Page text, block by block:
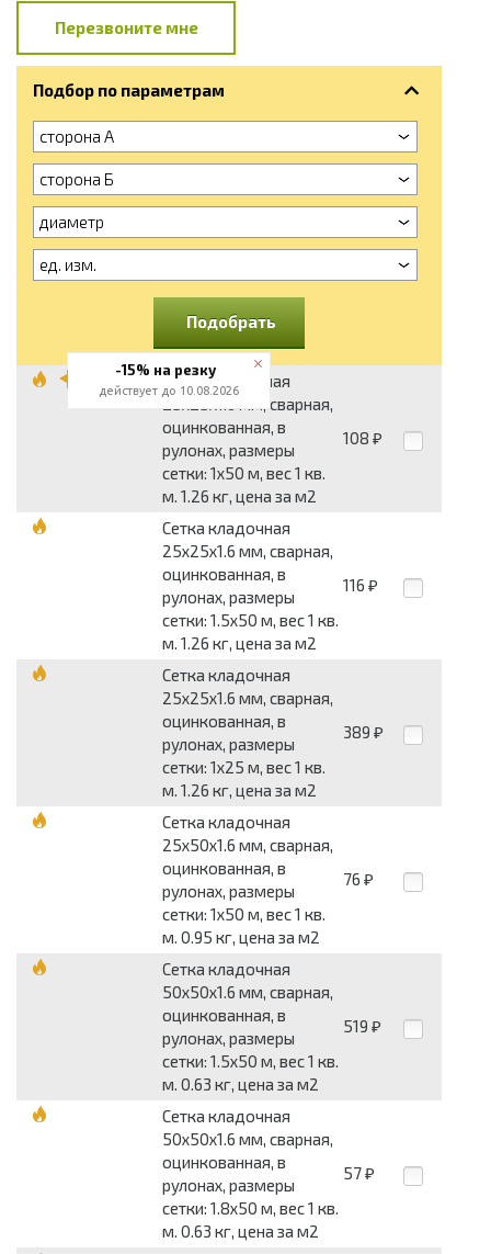
Перезвоните мне
Подбор по параметрам
сторона А
сторона Б
диаметр
ед. изм.
Подобрать
Сетка кладочная
25x25x1.6 мм, сварная,
оцинкованная, в
рулонах, размеры
сетки: 1x50 м, вес 1 кв.
м. 1.26 кг, цена за м2
108 ₽
Сетка кладочная
25x25x1.6 мм, сварная,
оцинкованная, в
рулонах, размеры
сетки: 1.5x50 м, вес 1 кв.
м. 1.26 кг, цена за м2
116 ₽
Сетка кладочная
25x25x1.6 мм, сварная,
оцинкованная, в
рулонах, размеры
сетки: 1x25 м, вес 1 кв.
м. 1.26 кг, цена за м2
389 ₽
Сетка кладочная
25x50x1.6 мм, сварная,
оцинкованная, в
рулонах, размеры
сетки: 1x50 м, вес 1 кв.
м. 0.95 кг, цена за м2
76 ₽
Сетка кладочная
50x50x1.6 мм, сварная,
оцинкованная, в
рулонах, размеры
сетки: 1.5x50 м, вес 1 кв.
м. 0.63 кг, цена за м2
519 ₽
Сетка кладочная
50x50x1.6 мм, сварная,
оцинкованная, в
рулонах, размеры
сетки: 1.8x50 м, вес 1 кв.
м. 0.63 кг, цена за м2
57 ₽
-15% на резку
действует до 10.08.2026